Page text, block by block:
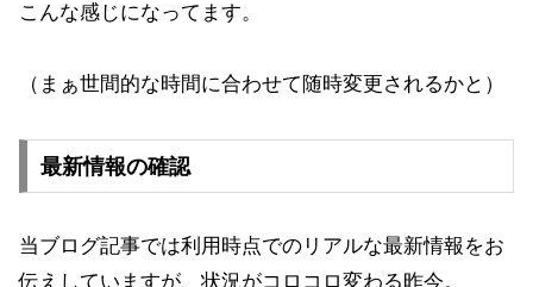
こんな感じになってます。
（まぁ世間的な時間に合わせて随時変更されるかと）
最新情報の確認
当ブログ記事では利用時点でのリアルな最新情報をお
伝えしていますが、状況がコロコロ変わる昨今。